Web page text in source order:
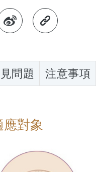
問題 注意事項
對象